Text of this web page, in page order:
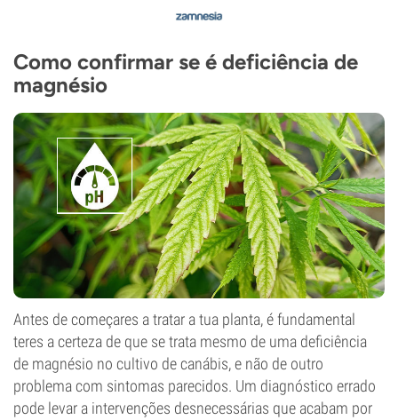
Como confirmar se é deficiência de
magnésio
Antes de começares a tratar a tua planta, é fundamental
teres a certeza de que se trata mesmo de uma deficiência
de magnésio no cultivo de canábis, e não de outro
problema com sintomas parecidos. Um diagnóstico errado
pode levar a intervenções desnecessárias que acabam por